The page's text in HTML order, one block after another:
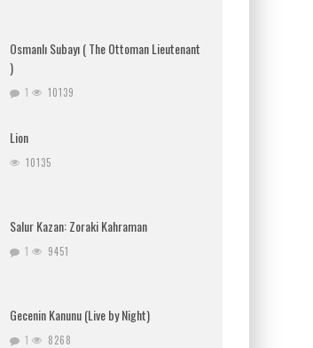
Osmanlı Subayı ( The Ottoman Lieutenant
)
1 10139
Lion
10135
Salur Kazan: Zoraki Kahraman
1 9451
Gecenin Kanunu (Live by Night)
1 8268